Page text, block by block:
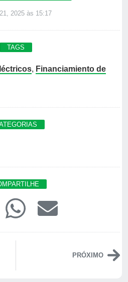
2025 às 15:17
TAGS
, Financiamiento de
PRÓXIMO